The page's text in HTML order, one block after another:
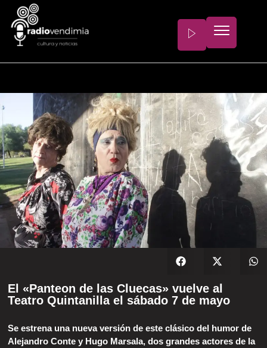
El «Panteon de las Cluecas» vuelve al
Teatro Quintanilla el sábado 7 de mayo
Se estrena una nueva versión de este clásico del humor de
Alejandro Conte y Hugo Marsala, dos grandes actores de la